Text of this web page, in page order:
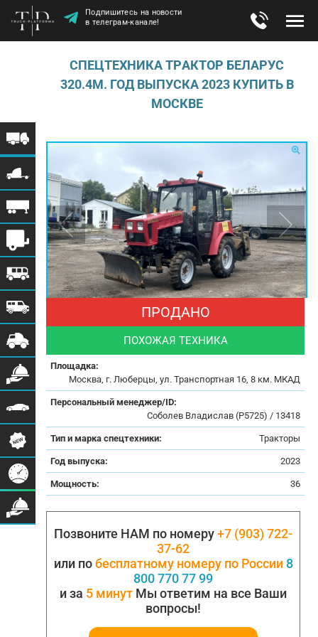
Подпишитесь на новости
в телеграм-канале!
СПЕЦТЕХНИКА TРAКТOP БЕЛАРУС
320.4М. ГОД ВЫПУСКА 2023 КУПИТЬ В
МОСКВЕ
ПРОДАНО
ПОХОЖАЯ ТЕХНИКА
Площадка:
Москва, г. Люберцы, ул. Транспортная 16, 8 км. МКАД
Персональный менеджер/ID:
Соболев Владислав (Р5725) / 13418
Тип и марка спецтехники: Тракторы
Год выпуска: 2023
Мощность: 36
Позвоните НАМ по номеру+7 (903) 722-
37-62
или побесплатному номеру по России 8
800 770 77 99
и за 5 минут Мы ответим на все Ваши
вопросы!